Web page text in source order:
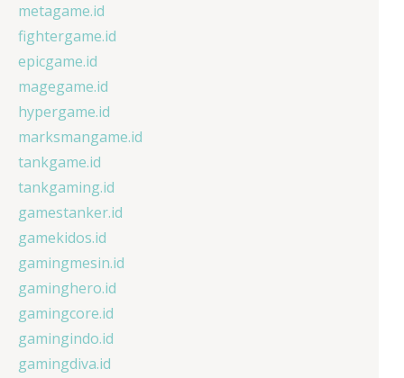
metagame.id
fightergame.id
epicgame.id
magegame.id
hypergame.id
marksmangame.id
tankgame.id
tankgaming.id
gamestanker.id
gamekidos.id
gamingmesin.id
gaminghero.id
gamingcore.id
gamingindo.id
gamingdiva.id